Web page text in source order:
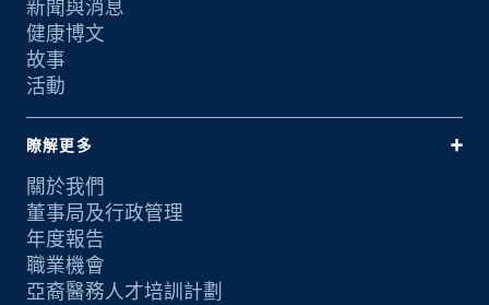
新聞與消息
健康博文
故事
活動
瞭解更多
關於我們
董事局及行政管理
年度報告
職業機會
亞裔醫務人才培訓計劃